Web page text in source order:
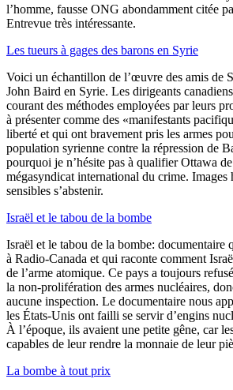
l’homme, fausse ONG abondamment citée
Entrevue très intéressante.
Les tueurs à gages des barons en Syrie
Voici un échantillon de l’œuvre des amis de
John Baird en Syrie. Les dirigeants
courant des méthodes employées par leurs
à présenter comme des «manifestants
liberté et qui ont bravement pris les armes
population syrienne contre la répression de
pourquoi je n’hésite pas à qualifier Ottawa
mégasyndicat international du crime. Images
sensibles s’abstenir.
Israël et le tabou de la bombe
Israël et le tabou de la bombe: documentaire
à Radio-Canada et qui raconte comment
de l’arme atomique. Ce pays a toujours
la non-prolifération des armes nucléaires,
aucune inspection. Le documentaire nous
les États-Unis ont failli se servir d’engins
À l’époque, ils avaient une petite gêne, car
capables de leur rendre la monnaie de leur
La bombe à tout prix